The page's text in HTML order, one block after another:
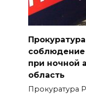
соблюдение
при ночной
область
Прокуратура